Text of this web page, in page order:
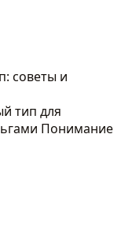
советы и
тип для
Понимание